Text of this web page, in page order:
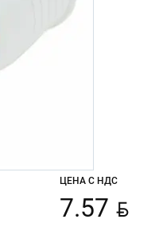
ЦЕНА С НДС
7.57 BYN